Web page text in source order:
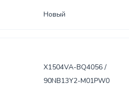
Сумки
Наушники
Переходники
Новый
X1504VA-BQ4056 /
90NB13Y2-M01PW0